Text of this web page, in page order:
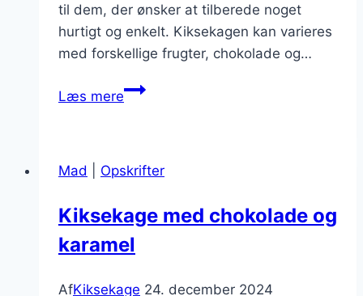
til dem, der ønsker at tilberede noget
hurtigt og enkelt. Kiksekagen kan varieres
med forskellige frugter, chokolade og…
Læs mereKiksekage
sommerens
dage
Mad Opskrifter
Kiksekage med chokolade og
karamel
AfKiksekage 24. december 2024